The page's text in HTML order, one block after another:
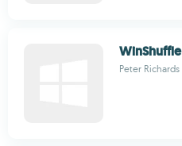
WinShuffle
Peter Richards